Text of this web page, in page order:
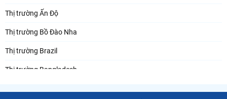
Thị trường Ấn Độ
Thị trường Bồ Đào Nha
Thị trường Brazil
Thị trường Bangladesh